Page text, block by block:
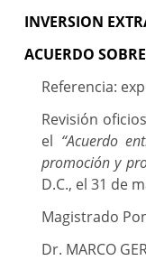
INVERSION
ACUERDO
Referencia:
Revisión
el “Acuerdo
promoción y
D.C., el 31 de
Magistrado
Dr. MARCO